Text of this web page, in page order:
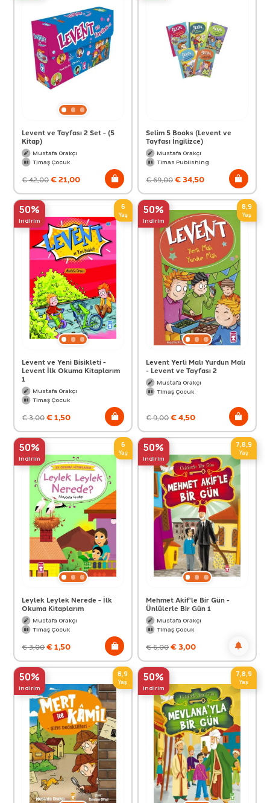
Levent ve Tayfası 2 Set - (5
Kitap)
Mustafa Orakçı
Timaş Çocuk
€42,00€21,00
Selim 5 Books (Levent ve
Tayfası İngilizce)
Mustafa Orakçı
Timas Publishing
€69,00€ 34,50
50%
indirim
6
Yaş
Levent ve Yeni Bisikleti -
Levent İlk Okuma Kitaplarım
1
Mustafa Orakçı
Timaş Çocuk
€3,00€1,50
50%
indirim
8,9
Yaş
Levent Yerli Malı Yurdun Malı
- Levent ve Tayfası 2
Mustafa Orakçı
Timaş Çocuk
€9,00€4,50
50%
indirim
6
Yaş
Leylek Leylek Nerede - İlk
Okuma Kitaplarım
Mustafa Orakçı
Timaş Çocuk
€3,00€1,50
50%
indirim
7,8,9
Yaş
Mehmet Akif'le Bir Gün -
Ünlülerle Bir Gün 1
Mustafa Orakçı
Timaş Çocuk
€6,00€ 3,00
50%
indirim
8,9
Yaş 50%
indirim
7,8,9
Yaş